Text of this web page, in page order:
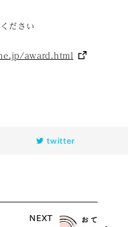
ださい
award.html
twitter
NEXT